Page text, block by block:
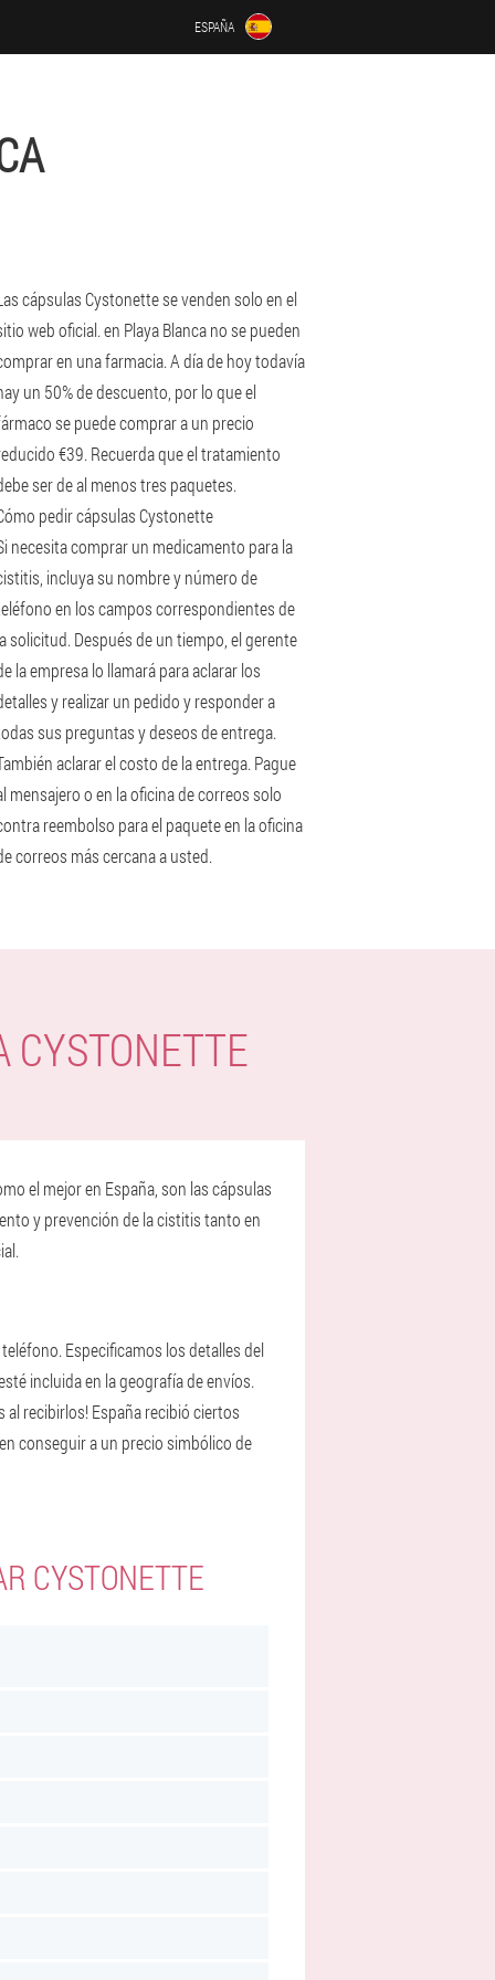
ESPAÑA
cápsulas Cystonette se venden solo en el
web oficial. en Playa Blanca no se pueden
en una farmacia. A día de hoy todavía
un 50% de descuento, por lo que el
se puede comprar a un precio
€39. Recuerda que el tratamiento
ser de al menos tres paquetes.
pedir cápsulas Cystonette
necesita comprar un medicamento para la
incluya su nombre y número de
en los campos correspondientes de
solicitud. Después de un tiempo, el gerente
la empresa lo llamará para aclarar los
y realizar un pedido y responder a
sus preguntas y deseos de entrega.
aclarar el costo de la entrega. Pague
mensajero o en la oficina de correos solo
reembolso para el paquete en la oficina
correos más cercana a usted.
CYSTONETTE
el mejor en España, son las cápsulas
y prevención de la cistitis tanto en
Especificamos los detalles del
incluida en la geografía de envíos.
recibirlos! España recibió ciertos
conseguir a un precio simbólico de
CYSTONETTE